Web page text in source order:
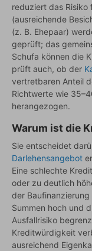
reduziert das Risiko
(ausreichende
(z. B. Ehepaar)
geprüft; das
Schufa können die
prüft auch, ob der
vertretbaren Anteil
Richtwerte wie
herangezogen.
Warum ist die
Sie entscheidet
Darlehensangebot
Eine schlechte
oder zu deutlich
der
Summen hoch und
Ausfallrisiko
Kreditwürdigkeit
ausreichend